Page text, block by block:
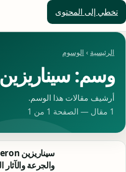
تخطي إلى المحتوى
حلول العالم
الرئيسية › الوسوم
وسم:
أرشيف مقالات هذا الوسم.
1 مقال — الصفحة 1 من 1
والجرعة والآثار